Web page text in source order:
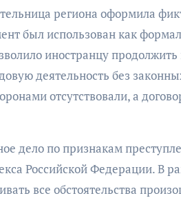
региона оформила
был использован как
иностранцу
деятельность без
отсутствовали, а
дело по признакам
Российской Федерации. В
все обстоятельства